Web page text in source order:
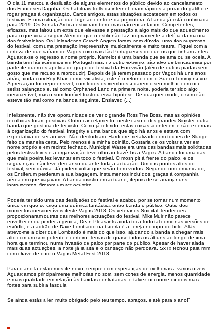
O dia 11 marcou a desilusão de alguns elementos do público devido ao cancelamento
dos Franceses Dagoba. Os habituais trolls da internet foram rápidos a puxar do gatilho e
rogar pragas à organização. Caros amigos, estas situações acontecem em todos os
festivais. É uma situação que foge ao controle da promotora. A banda já está confirmada
para 2019. Os Sonata Arctica estiveram bem, mas não encantaram. Competentes,
eficazes, mas faltou um extra que elevasse a prestação a algo mais do que aquecimento
para o que viria a seguir. Além de que o estilo não faz propriamente a delícia da maioria
dos festivaleiros. Os Holandeses Carach Angren foram, sem dúvida, uma das surpresas
do festival, com uma prestação irrepreensível musicalmente e muito teatral. Fiquei com a
certeza de que saíram de Vagos com mais fãs Portugueses do que os que tinham antes.
Aguarda-se o regresso a nome próprio. Kamelot é uma banda que se ama ou se odeia. A
banda tem fás acérrimos em Portugal mas, no outro extremo, são alvo de brincadeiras por
parte de quem os apelida de grupo de festival da Eurovisão (além de outras piadas sem
gosto que me recuso a reproduzir). Depois de já terem passado por Vagos há uns anos
atrás, ainda com Roy Khan como vocalista, este é o retorno com o Sueco Tommy na voz.
A prestação foi irrepreensível, com todos os membros a darem o seu melhor, com um
setlist balançado e, tal como Orphaned Land na primeira noite, poderia ter sido algo
inesquecível, mas o som horrível frustrou essa hipótese. De qualquer modo, o som não
esteve tão mal como na banda seguinte, Enslaved (...)
Infelizmente, não tive oportunidade de ver o grande Ross The Boss, mas as opiniões
recolhidas foram positivas. Outro cancelamento, neste caso o dos grandes Sinister, outra
banda que gostaria de ter visto. Como já referido, estas coisas acontecem e são externas
à organização do festival. Integrity é uma banda que sigo há anos e estava com
expectativa de ver ao vivo. Não desiludiram. Hardcore metalizado com toques de Sludge
feito da maneira certa. Pelo menos é a minha opinião. Gostaria de os voltar a ver em
nome próprio e em recinto fechado. Municipal Waste era uma das bandas mais solicitadas
pelos festivaleiros e a organização teve olho ao trazê-los a Vagos. A banda foi uma das
que mais poeira fez levantar em todo o festival. O mosh pit à frente do palco, e os
seguranças, não teve descanso durante toda a actuação. Um dos pontos altos do
festival, sem dúvida. Já podem voltar que serão bem-vindos. Segundo um comunicado,
os Ensiferum perderam a sua bagagem, instrumentos incluídos, graças à companhia
aérea em que viajavam. A banda insistiu em actuar e, depois de se arranjar uns
instrumentos, fizeram um set acústico.
Poderia ter sido uma das desilusões do festival e acabou por se tornar num momento
único em que se criou uma química fantástica entre banda e público. Outro dos
momentos inesquecíveis deste Vagos 2018. Os veteranos Suicidal Tendencies
proporcionaram outras das melhores actuações do festival. Mike Muir não parece
envelhecer ou perder a genica, Dean Pleasants ainda toca tudo tal como nas versões de
estúdio, e a adição de Dave Lombardo na bateria é a cereja no topo do bolo. Aliás,
atrevo-me a dizer que Lombardo é mais do que isso, ajudando a banda a chegar mais
alto com um som potente e certeiro. Temas de quase todos os álbuns ao longo de uma
hora que terminou numa invasão de palco por parte do público. Apesar de haver ainda
mais duas actuações, a noite já ia alta e o cansaço não perdoava. SxTx fechou para mim
com chave de ouro o Vagos Metal Fest 2018.
Para o ano lá estaremos de novo, sempre com esperanças de melhorias a vários níveis.
Aguardamos principalmente melhorias no som, sem cortes de energia, menos quantidade
e mais qualidade em relação às bandas contratadas, e talvez um nome ou dois mais
fortes para subir a fasquia.
Se ainda estás a ler, muito obrigado pelo teu tempo, abraços, e até para o ano!"